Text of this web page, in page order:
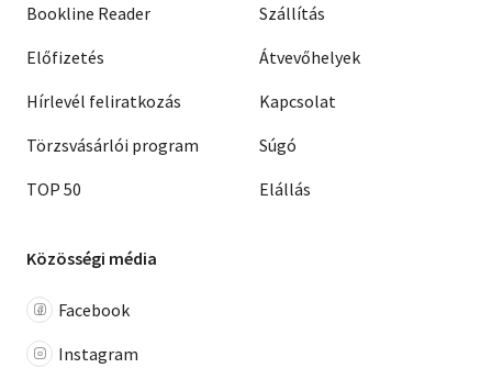
Bookline Reader
Előfizetés
Hírlevél feliratkozás
Törzsvásárlói program
TOP 50
Szállítás
Átvevőhelyek
Kapcsolat
Súgó
Elállás
Közösségi média
Facebook
Instagram